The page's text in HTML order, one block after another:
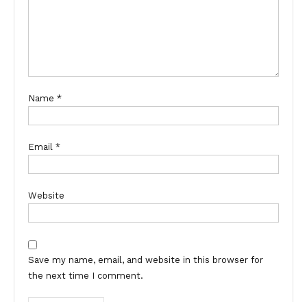
Name *
Email *
Website
Save my name, email, and website in this browser for
the next time I comment.